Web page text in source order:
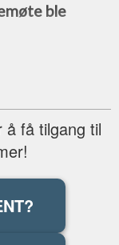
ble
å få tilgang til